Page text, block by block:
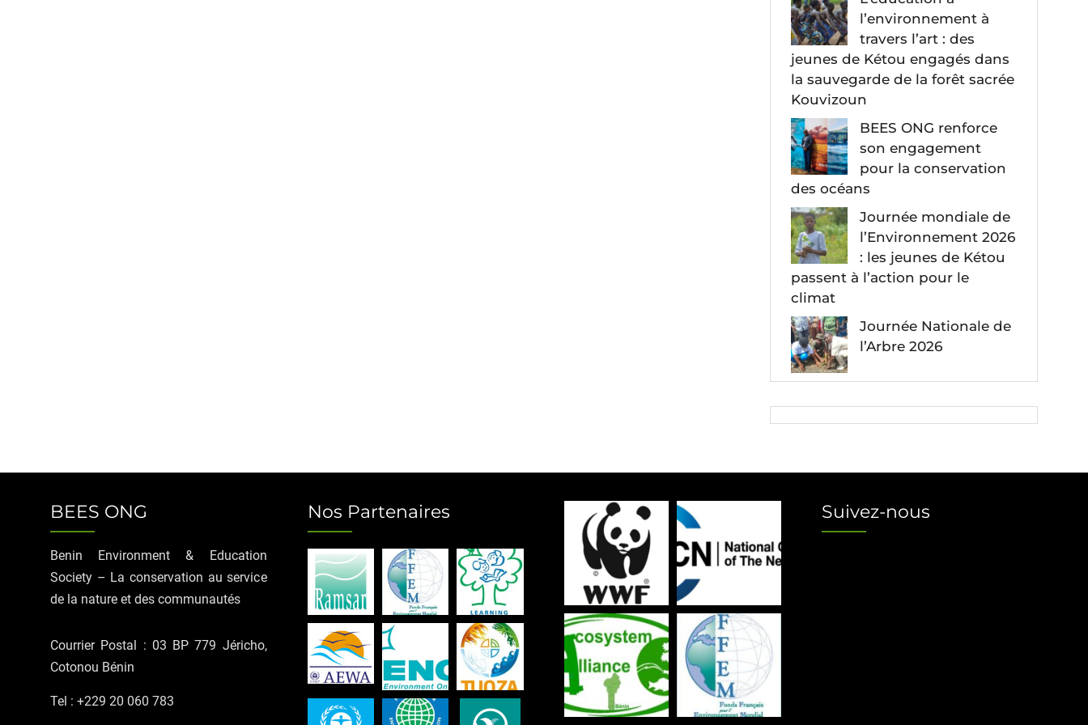
l’environnement à
travers l’art : des
jeunes de Kétou engagés dans
la sauvegarde de la forêt sacrée
Kouvizoun
BEES ONG renforce
son engagement
pour la conservation
des océans
Journée mondiale de
l’Environnement 2026
: les jeunes de Kétou
passent à l’action pour le
climat
Journée Nationale de
l’Arbre 2026
BEES ONG
Benin Environment & Education
Society – La conservation au service
de la nature et des communautés
Courrier Postal : 03 BP 779 Jéricho,
Cotonou Bénin
Tel : +229 20 060 783
Nos Partenaires Suivez-nous